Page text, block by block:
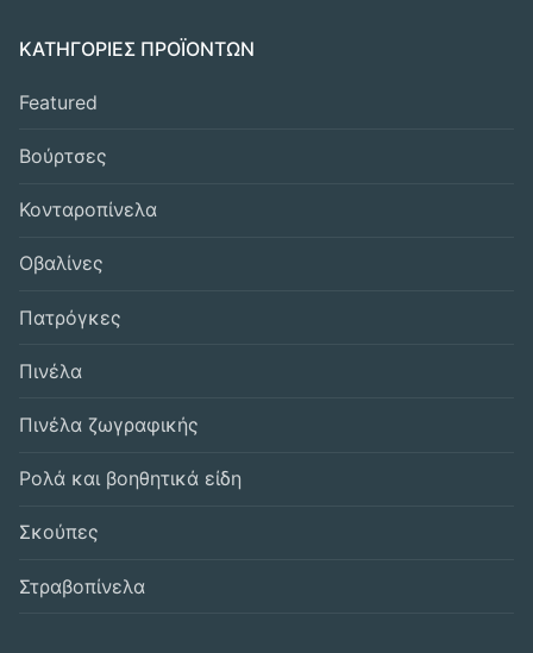
ΚΑΤΗΓΟΡΙΕΣ ΠΡΟΪΟΝΤΩΝ
Featured
Βούρτσες
Κονταροπίνελα
Οβαλίνες
Πατρόγκες
Πινέλα
Πινέλα ζωγραφικής
Ρολά και βοηθητικά είδη
Σκούπες
Στραβοπίνελα